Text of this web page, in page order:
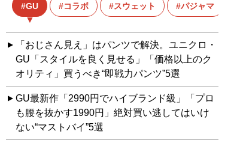
GU コラボ スウェット パジャマ
「おじさん見え」はパンツで解決。ユニクロ・
GU「スタイルを良く見せる」「価格以上のク
オリティ」買うべき“即戦力パンツ”5選
GU最新作「2990円でハイブランド級」「プロ
も腰を抜かす1990円」絶対買い逃してはいけ
ない“マストバイ”5選